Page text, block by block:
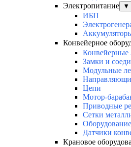
Электропитание
▼
ИБП
Конвейерное
Конвейерные
Замки и
Модульные
Цепи
Мотор-
Приводные
Сетки
Датчики
Крановое